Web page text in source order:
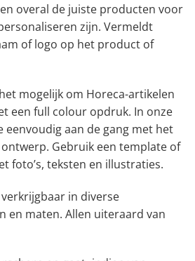
overal de juiste producten voor
zijn. Vermeldt
of logo op het product of
mogelijk om Horeca-artikelen
een full colour opdruk. In onze
aan de gang met het
Gebruik een template of
foto’s, teksten en illustraties.
in diverse
en maten. Allen uiteraard van